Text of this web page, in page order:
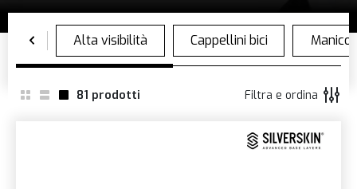
81 prodotti Filtra e ordina